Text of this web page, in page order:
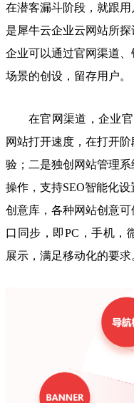
在潜客漏斗阶段，就跟
是犀牛云企业云网站所
企业可以通过官网渠道
场景的创设，留存用户。
在官网渠道，企业
网站打开速度，在打开
验；二是独创网站管理
操作，支持SEO智能化
创意库，各种网站创意
口同步，即PC，手机，
展示，满足移动化的要求